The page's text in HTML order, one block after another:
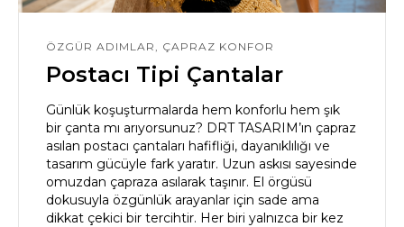
ÖZGÜR ADIMLAR, ÇAPRAZ KONFOR
Postacı Tipi Çantalar
Günlük koşuşturmalarda hem konforlu hem şık
bir çanta mı arıyorsunuz? DRT TASARIM’ın çapraz
asılan postacı çantaları hafifliği, dayanıklılığı ve
tasarım gücüyle fark yaratır. Uzun askısı sayesinde
omuzdan çapraza asılarak taşınır. El örgüsü
dokusuyla özgünlük arayanlar için sade ama
dikkat çekici bir tercihtir. Her biri yalnızca bir kez